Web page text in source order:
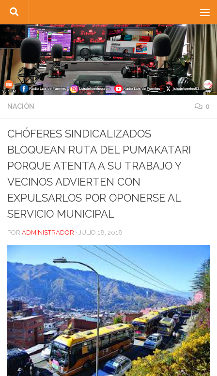
Saltar al contenido
NACIÓN 0
CHÓFERES SINDICALIZADOS
BLOQUEAN RUTA DEL PUMAKATARI
PORQUE ATENTA A SU TRABAJO Y
VECINOS ADVIERTEN CON
EXPULSARLOS POR OPONERSE AL
SERVICIO MUNICIPAL
POR ADMINISTRADOR · JULIO 18, 2018